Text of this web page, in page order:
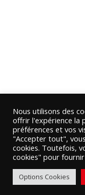
Nous utilisons des
offrir l'expérience la
préférences et vos
"Accepter tout",
cookies. Toutefois,
cookies" pour
Options Cookies